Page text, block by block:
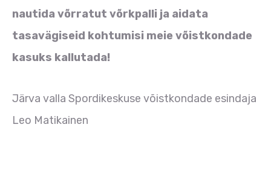
nautida võrratut võrkpalli ja aidata
tasavägiseid kohtumisi meie võistkondade
kasuks kallutada!
Järva valla Spordikeskuse võistkondade esindaja
Leo Matikainen